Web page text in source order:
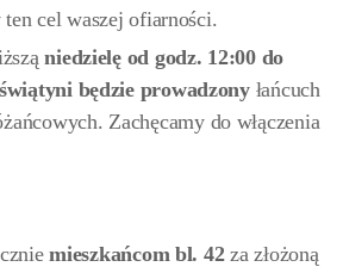
ten cel waszej ofiarności.
niedzielęod godz. 12:00 do
będzie prowadzony łańcuch
Zachęcamy do włączenia
mieszkańcom bl. 42za złożoną